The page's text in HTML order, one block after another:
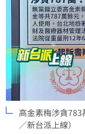
高金素梅涉貪
／新台派上線）